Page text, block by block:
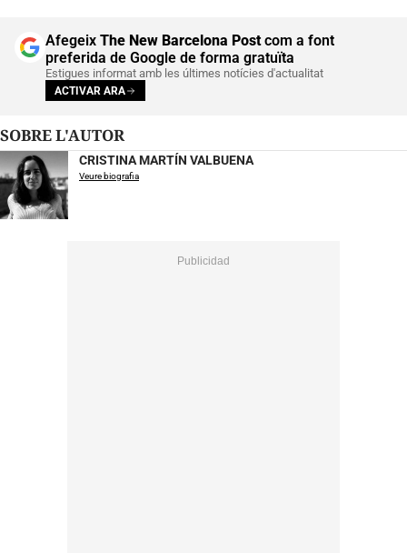
Afegeix The New Barcelona Postcom a font
preferida de Google de forma gratuïta
Estigues informat amb les últimes notícies d'actualitat
ACTIVAR ARA
SOBRE L'AUTOR
CRISTINA MARTÍN VALBUENA
Veure biografia